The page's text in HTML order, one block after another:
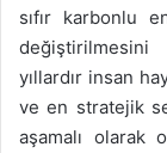
sıfır karbonlu
değiştirilmesini
yıllardır insan
ve en stratejik
aşamalı olarak